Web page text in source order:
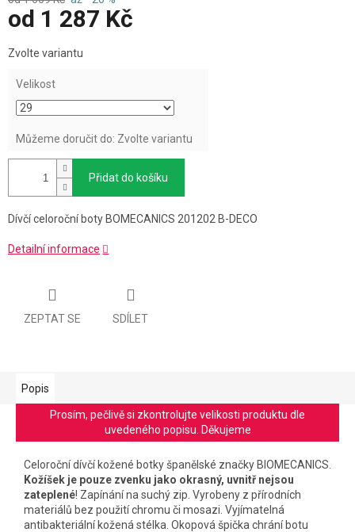
od 1 287 Kč
cena:
Zvolte variantu
Velikost
Můžeme doručit do: Zvolte variantu
Přidat do košíku
Dívčí celoroční boty BOMECANICS 201202 B-DECO
Detailní informace
ZEPTAT SE SDÍLET
Popis
Prosím, pečlivě si zkontrolujte velikosti produktu dle
uvedeného popisu. Děkujeme
Celoroční dívčí kožené botky španělské značky BIOMECANICS.
Kožíšek je pouze zvenku jako okrasný, uvnitř nejsou
zateplené! Zapínání na suchý zip. Vyrobeny z přírodních
materiálů bez použití chromu či mosazi. Vyjímatelná
antibakteriální kožená stélka. Okopová špička chrání botu